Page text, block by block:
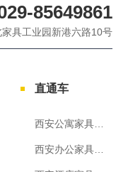
85649861
具工业园新港六路10号
直通车
西安公寓家具定制
西安办公家具厂家